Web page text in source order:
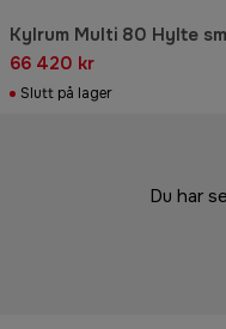
Kylrum Multi 80 Hylte
66 420 kr
Slutt på lager
Du har